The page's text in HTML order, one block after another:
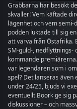
Grabbarna har besökt
skvaller! Vem käftade
lägenhet och vem semi-
podden luktade till sig
att värva från Östafrika.
SM-guld-, nedflyttnings-
kommande
var legendaren som i
spel? Det lanseras även
under 24/25, bjuds vi
eventuellt Boork ge sig
diskussioner – och